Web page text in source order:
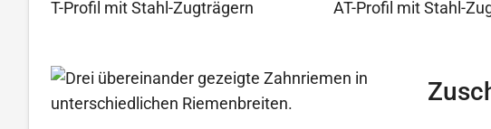
T-Profil mit Stahl-Zugträgern AT-Profil mit Stahl-